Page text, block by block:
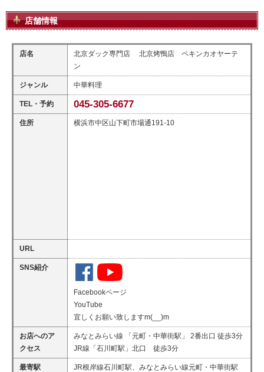
店舗情報
店名
北京ダック専門店 北京烤鴨店 ペキンカオヤーテ
ン
ジャンル 中華料理
TEL・予約 045-305-6677
住所 横浜市中区山下町市場通191-10
URL
SNS紹介
Facebookページ
YouTube
宜しくお願い致しますm(__)m
お店へのア
クセス
みなとみらい線 「元町・中華街駅」 2番出口 徒歩3分
JR線「石川町駅」北口 徒歩3分
最寄駅 JR根岸線石川町駅、みなとみらい線元町・中華街駅